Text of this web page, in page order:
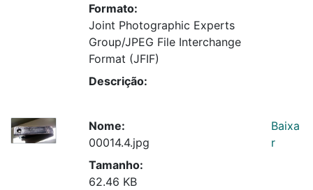
Formato:
Joint Photographic Experts
Group/JPEG File Interchange
Format (JFIF)
Descrição:
Nome:
00014.4.jpg
Tamanho:
62.46 KB
Baixa
r